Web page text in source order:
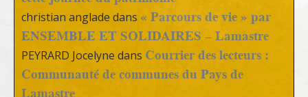
christian anglade dans « Parcours de vie » par
ENSEMBLE ET SOLIDAIRES – Lamastre
PEYRARD Jocelyne dans Courrier des lecteurs :
Communauté de communes du Pays de